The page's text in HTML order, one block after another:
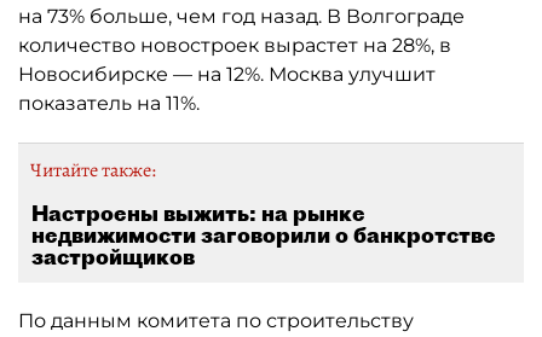
на 73% больше, чем год назад. В Волгограде
количество новостроек вырастет на 28%, в
Новосибирске — на 12%. Москва улучшит
показатель на 11%.
Читайте также:
Настроены выжить: на рынке
недвижимости заговорили о банкротстве
застройщиков
По данным комитета по строительству